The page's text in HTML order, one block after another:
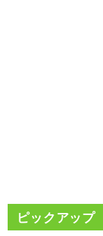
ピックアップ